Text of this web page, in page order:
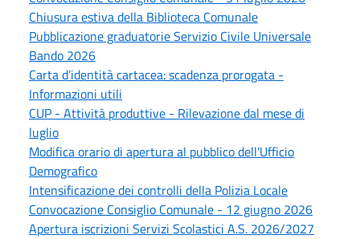
Chiusura estiva della Biblioteca Comunale
Pubblicazione graduatorie Servizio Civile Universale
Bando 2026
Carta d’identità cartacea: scadenza prorogata -
Informazioni utili
CUP - Attività produttive - Rilevazione dal mese di
luglio
Modifica orario di apertura al pubblico dell’Ufficio
Demografico
Intensificazione dei controlli della Polizia Locale
Convocazione Consiglio Comunale - 12 giugno 2026
Apertura iscrizioni Servizi Scolastici A.S. 2026/2027